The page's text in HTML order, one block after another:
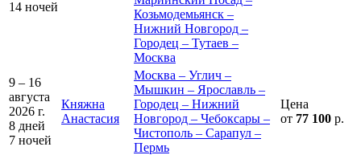
14 ночей
Козьмодемьянск –
Нижний Новгород –
Городец – Тутаев –
Москва
9 – 16
августа
2026 г.
8 дней
7 ночей
Княжна
Анастасия
Москва – Углич –
Мышкин – Ярославль –
Городец – Нижний
Новгород – Чебоксары –
Чистополь – Сарапул –
Пермь
Цена
от 77 100 р.